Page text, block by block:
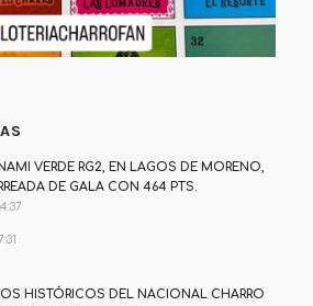
VERDE RG2, EN LAGOS DE MORENO,
DE GALA CON 464 PTS.
HISTÓRICOS DEL NACIONAL CHARRO